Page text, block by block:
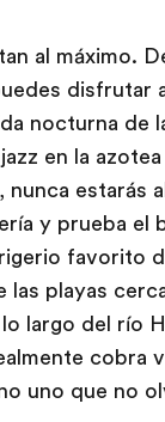
al máximo.
disfrutar
nocturna de
en la azotea
estarás
y prueba el
favorito
las playas
largo del río
cobra
uno que no